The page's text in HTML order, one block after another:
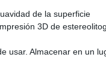
de la superficie
3D de
usar. Almacenar en un